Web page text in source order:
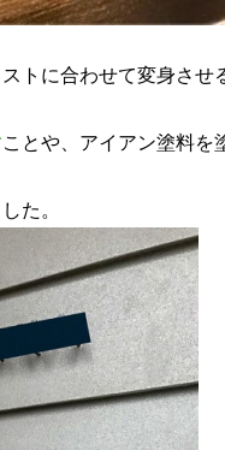
トに合わせて変身させ
ことや、アイアン塗料を
た。